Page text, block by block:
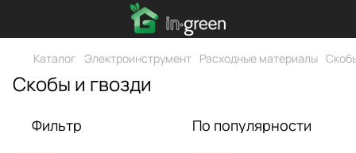
Каталог Электроинструмент Расходные материалы
Скобы и гвозди
Фильтр По популярности